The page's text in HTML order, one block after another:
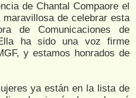
de Chantal Compaore el
de celebrar esta
de Comunicaciones de
ha sido una voz firme
y estamos honrados de
ya están en la lista de